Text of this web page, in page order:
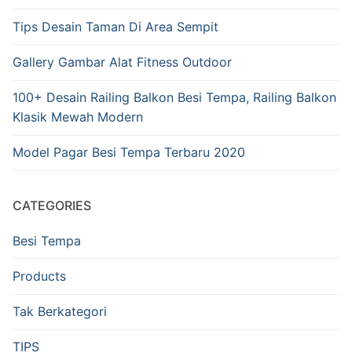
Tips Desain Taman Di Area Sempit
Gallery Gambar Alat Fitness Outdoor
100+ Desain Railing Balkon Besi Tempa, Railing Balkon
Klasik Mewah Modern
Model Pagar Besi Tempa Terbaru 2020
CATEGORIES
Besi Tempa
Products
Tak Berkategori
TIPS